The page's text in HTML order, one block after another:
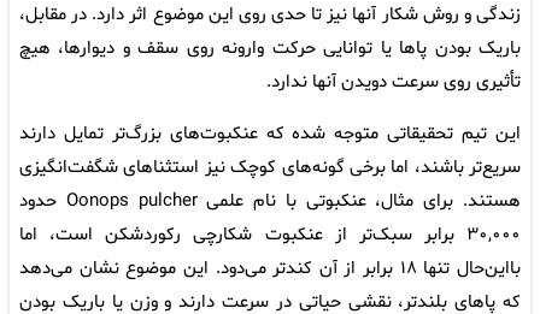
زندگی و روش شکار آنها نیز تا حدی روی این موضوع اثر دارد. در مقابل،
باریک بودن پاها یا توانایی حرکت وارونه روی سقف و دیوارها، هیچ
تأثیری روی سرعت دویدن آنها ندارد.
این تیم تحقیقاتی متوجه شده که عنکبوت‌های بزرگ‌تر تمایل دارند
سریع‌تر باشند، اما برخی گونه‌های کوچک نیز استثناهای شگفت‌انگیزی
هستند. برای مثال، عنکبوتی با نام علمی Oonops pulcher حدود
۳۰,۰۰۰ برابر سبک‌تر از عنکبوت شکارچی رکوردشکن است، اما
بااین‌حال تنها ۱۸ برابر از آن کندتر می‌دود. این موضوع نشان می‌دهد
که پاهای بلندتر، نقشی حیاتی در سرعت دارند و وزن یا باریک بودن